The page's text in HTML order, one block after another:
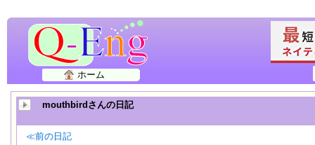
ホーム
mouthbirdさんの日記
≪前の日記